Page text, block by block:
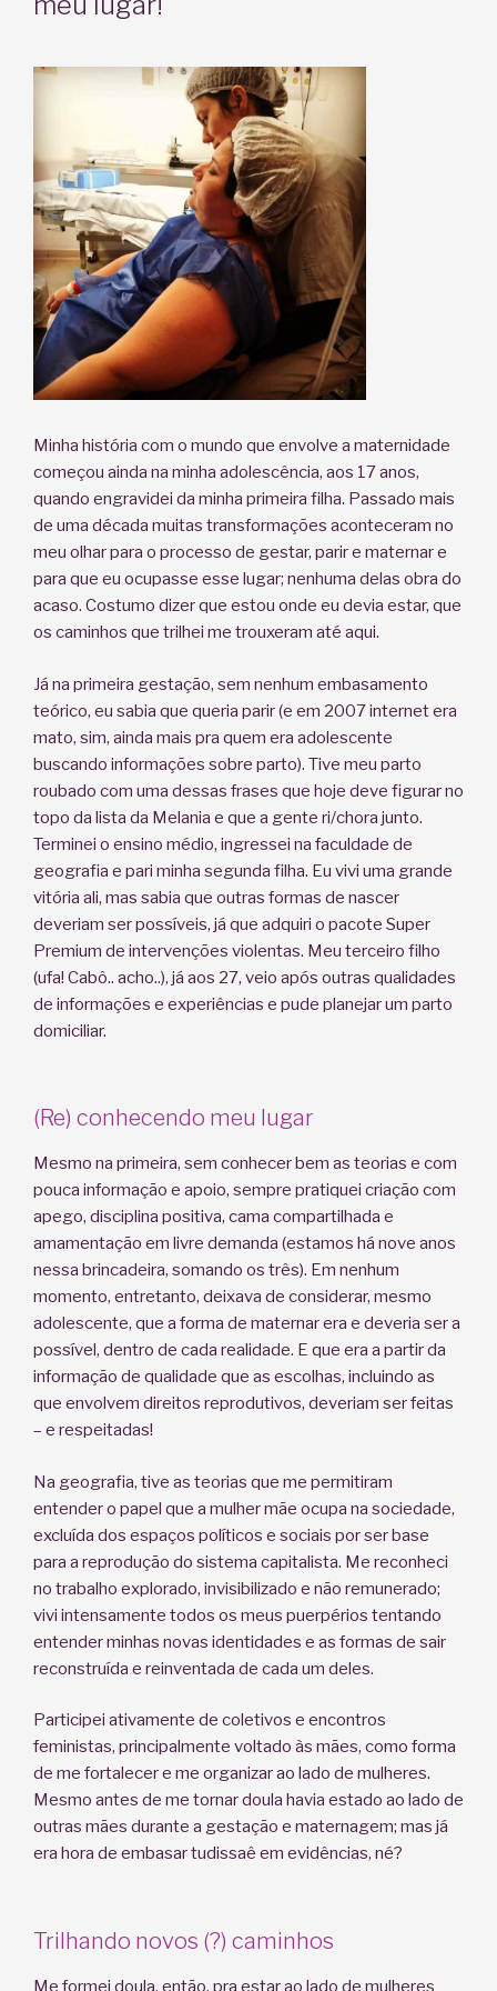
Minha história com o mundo que envolve a maternidade
começou ainda na minha adolescência, aos 17 anos,
quando engravidei da minha primeira filha. Passado mais
de uma década muitas transformações aconteceram no
meu olhar para o processo de gestar, parir e maternar e
para que eu ocupasse esse lugar; nenhuma delas obra do
acaso. Costumo dizer que estou onde eu devia estar, que
os caminhos que trilhei me trouxeram até aqui.
Já na primeira gestação, sem nenhum embasamento
teórico, eu sabia que queria parir (e em 2007 internet era
mato, sim, ainda mais pra quem era adolescente
buscando informações sobre parto). Tive meu parto
roubado com uma dessas frases que hoje deve figurar no
topo da lista da Melania e que a gente ri/chora junto.
Terminei o ensino médio, ingressei na faculdade de
geografia e pari minha segunda filha. Eu vivi uma grande
vitória ali, mas sabia que outras formas de nascer
deveriam ser possíveis, já que adquiri o pacote Super
Premium de intervenções violentas. Meu terceiro filho
(ufa! Cabô.. acho..), já aos 27, veio após outras qualidades
de informações e experiências e pude planejar um parto
domiciliar.
(Re) conhecendo meu lugar
Mesmo na primeira, sem conhecer bem as teorias e com
pouca informação e apoio, sempre pratiquei criação com
apego, disciplina positiva, cama compartilhada e
amamentação em livre demanda (estamos há nove anos
nessa brincadeira, somando os três). Em nenhum
momento, entretanto, deixava de considerar, mesmo
adolescente, que a forma de maternar era e deveria ser a
possível, dentro de cada realidade. E que era a partir da
informação de qualidade que as escolhas, incluindo as
que envolvem direitos reprodutivos, deveriam ser feitas
– e respeitadas!
Na geografia, tive as teorias que me permitiram
entender o papel que a mulher mãe ocupa na sociedade,
excluída dos espaços políticos e sociais por ser base
para a reprodução do sistema capitalista. Me reconheci
no trabalho explorado, invisibilizado e não remunerado;
vivi intensamente todos os meus puerpérios tentando
entender minhas novas identidades e as formas de sair
reconstruída e reinventada de cada um deles.
Participei ativamente de coletivos e encontros
feministas, principalmente voltado às mães, como forma
de me fortalecer e me organizar ao lado de mulheres.
Mesmo antes de me tornar doula havia estado ao lado de
outras mães durante a gestação e maternagem; mas já
era hora de embasar tudissaê em evidências, né?
Trilhando novos (?) caminhos
Me formei doula, então, pra estar ao lado de mulheres